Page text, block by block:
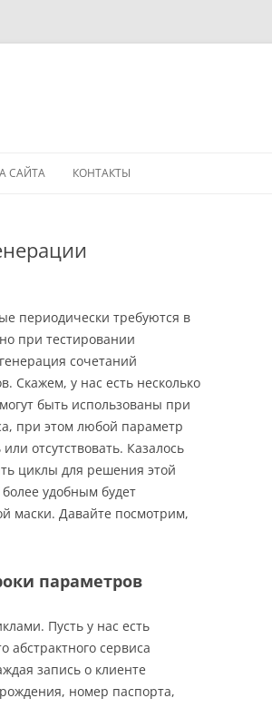
САЙТА КОНТАКТЫ
периодически требуются в
при тестировании
сочетаний
Скажем, у нас есть несколько
быть использованы при
при этом любой параметр
отсутствовать. Казалось
циклы для решения этой
удобным будет
маски. Давайте посмотрим,
параметров
Пусть у нас есть
абстрактного сервиса
запись о клиенте
номер паспорта,